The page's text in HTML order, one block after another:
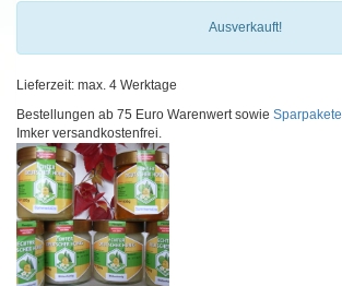
Ausverkauft!
Lieferzeit: max. 4 Werktage
Bestellungen ab 75 Euro Warenwert sowie Sparpakete
Imker versandkostenfrei.